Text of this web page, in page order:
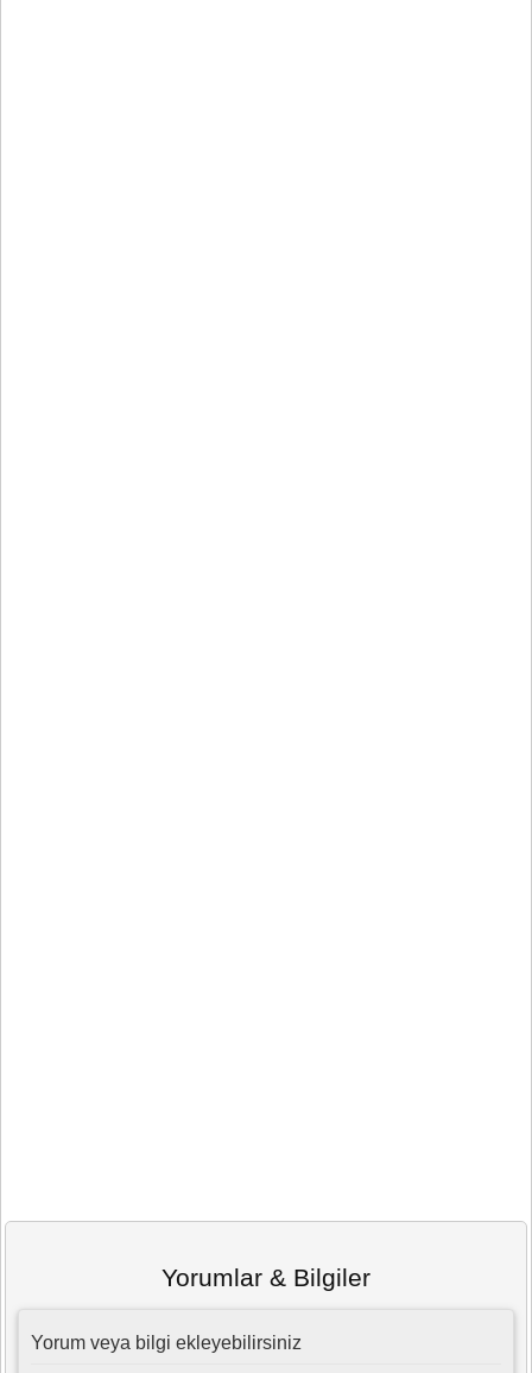
Yorumlar & Bilgiler
Yorum veya bilgi ekleyebilirsiniz